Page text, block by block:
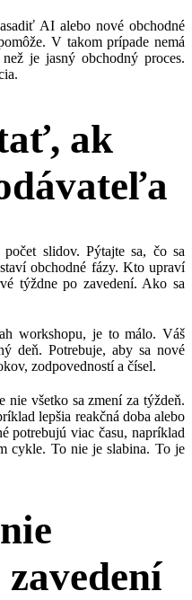
AI alebo nové obchodné
V takom prípade nemá
je jasný obchodný proces.
ak
slidov. Pýtajte sa, čo sa
obchodné fázy. Kto upraví
týždne po zavedení. Ako sa
workshopu, je to málo. Váš
deň. Potrebuje, aby sa nové
zodpovedností a čísel.
nie všetko sa zmení za týždeň.
lepšia reakčná doba alebo
potrebujú viac času, napríklad
cykle. To nie je slabina. To je